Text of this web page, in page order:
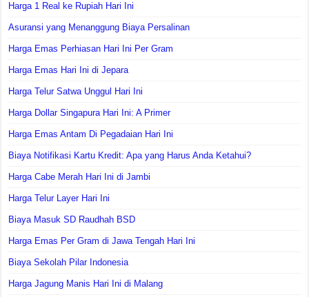
Harga 1 Real ke Rupiah Hari Ini
Asuransi yang Menanggung Biaya Persalinan
Harga Emas Perhiasan Hari Ini Per Gram
Harga Emas Hari Ini di Jepara
Harga Telur Satwa Unggul Hari Ini
Harga Dollar Singapura Hari Ini: A Primer
Harga Emas Antam Di Pegadaian Hari Ini
Biaya Notifikasi Kartu Kredit: Apa yang Harus Anda Ketahui?
Harga Cabe Merah Hari Ini di Jambi
Harga Telur Layer Hari Ini
Biaya Masuk SD Raudhah BSD
Harga Emas Per Gram di Jawa Tengah Hari Ini
Biaya Sekolah Pilar Indonesia
Harga Jagung Manis Hari Ini di Malang